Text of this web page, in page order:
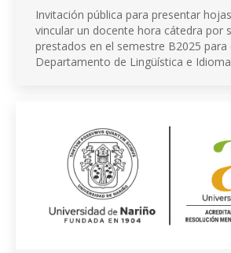
Invitación pública para presentar
vincular un docente hora cátedra por
prestados en el semestre B2025 para
Departamento de Lingüística e